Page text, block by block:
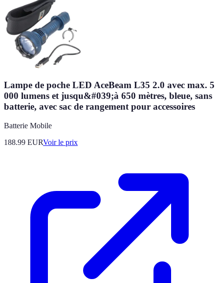
Lampe de poche LED AceBeam L35 2.0 avec max. 5
000 lumens et jusqu&#039;à 650 mètres, bleue, sans
batterie, avec sac de rangement pour accessoires
Batterie Mobile
188.99 EURVoir le prix